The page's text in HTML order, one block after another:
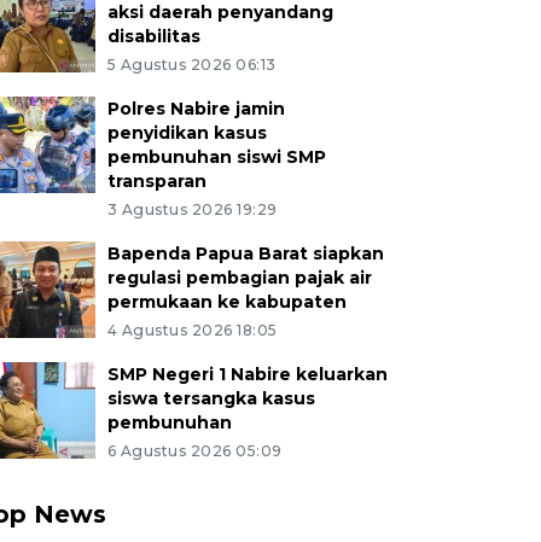
aksi daerah penyandang
disabilitas
5 Agustus 2026 06:13
Polres Nabire jamin
penyidikan kasus
pembunuhan siswi SMP
transparan
3 Agustus 2026 19:29
Bapenda Papua Barat siapkan
regulasi pembagian pajak air
permukaan ke kabupaten
4 Agustus 2026 18:05
SMP Negeri 1 Nabire keluarkan
siswa tersangka kasus
pembunuhan
6 Agustus 2026 05:09
News